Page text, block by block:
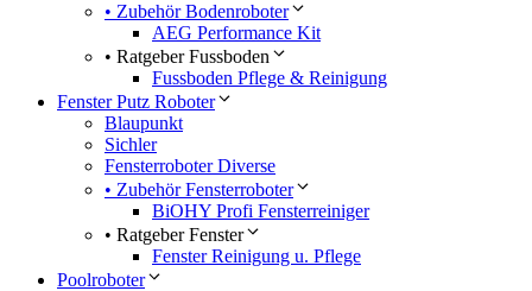
• Zubehör Bodenroboter
AEG Performance Kit
• Ratgeber Fussboden
Fussboden Pflege & Reinigung
Fenster Putz Roboter
Blaupunkt
Sichler
Fensterroboter Diverse
• Zubehör Fensterroboter
BiOHY Profi Fensterreiniger
• Ratgeber Fenster
Fenster Reinigung u. Pflege
Poolroboter